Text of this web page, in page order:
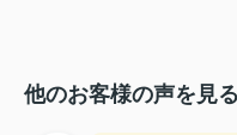
他のお客様の声を見る